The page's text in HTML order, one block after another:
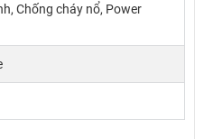
Chống cháy nổ, Power